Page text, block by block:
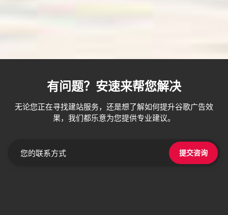
有问题？安速来帮您解决
无论您正在寻找建站服务，还是想了解如何提升谷歌广告效
果，我们都乐意为您提供专业建议。
提交咨询